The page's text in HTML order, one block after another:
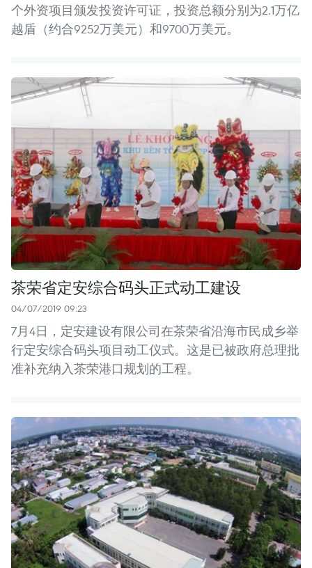
个外资项目颁发投资许可证，投资总额分别为2.1万亿
越盾（约合9252万美元）和9700万美元。
茶荣省定安综合码头正式动工建设
04/07/2019 09:23
7月4日，定安建设有限公司在茶荣省沿海市民成乡举
行定安综合码头项目动工仪式。这是已被政府总理批
准补充纳入茶荣港口规划的工程。